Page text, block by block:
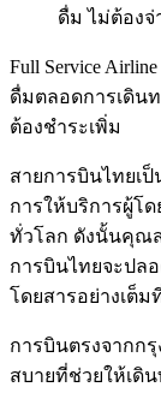
ดื่ม ไม่ต้องจ่
Full Service
ดื่มตลอดการเดิน
ต้องชำระเพิ่ม
สายการบินไทยเ
การให้บริการผู้โ
ทั่วโลก ดังนั้นคุณส
การบินไทยจะปล
โดยสารอย่างเต็ม
การบินตรงจากก
สบายที่ช่วยให้เดิ